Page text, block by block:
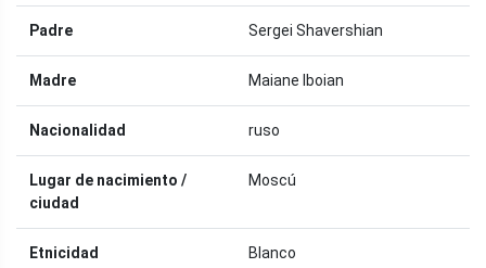
Padre Sergei Shavershian
Madre Maiane Iboian
Nacionalidad ruso
Lugar de nacimiento /
ciudad
Moscú
Etnicidad Blanco